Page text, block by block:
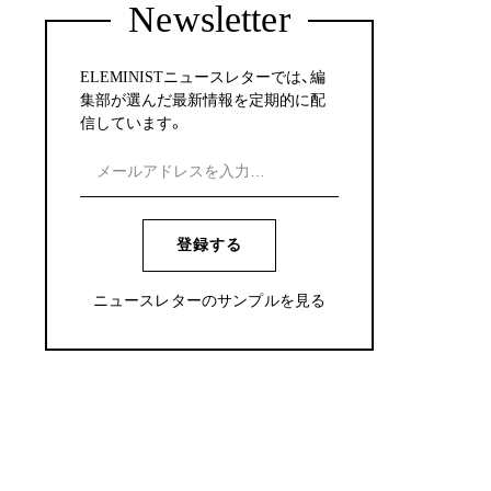
Newsletter
ELEMINISTニュースレターでは、編
集部が選んだ最新情報を定期的に配
信しています。
登録する
ニュースレターのサンプルを見る